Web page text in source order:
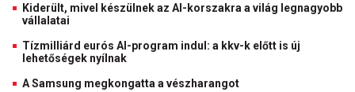
Kiderült, mivel készülnek az AI-korszakra a világ legnagyobb
vállalatai
Tízmilliárd eurós AI-program indul: a kkv-k előtt is új
lehetőségek nyílnak
A Samsung megkongatta a vészharangot